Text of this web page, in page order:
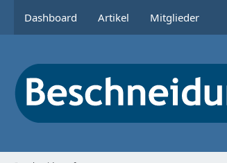
Dashboard Artikel Mitglieder